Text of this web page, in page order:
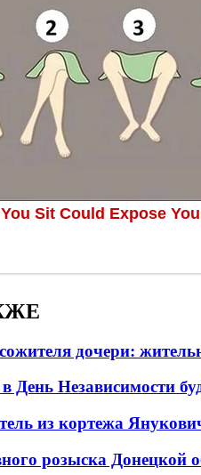
дочери:
День Независимости
из кортежа
розыска Донецкой